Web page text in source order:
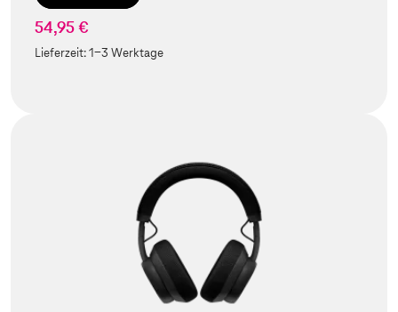
54,95 €
Lieferzeit:1-3 Werktage